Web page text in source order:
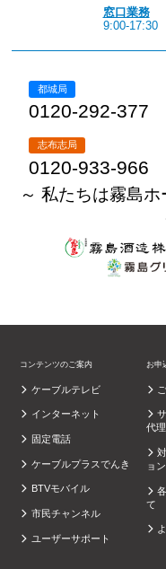
窓口業務
9:00-17:30
都城局
0120-292-377
志布志局
0120-933-966
～ 私たちは霧島
コンテンツのご案内
ケーブルテレビ
インターネット
固定電話
ケーブルプラスでんき
BTVモバイル
市民チャンネル
ユーザーサポート
お申
代
ョン
て